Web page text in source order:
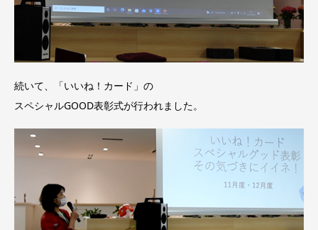
続いて、「いいね！カード」の
スペシャルGOOD表彰式が行われました。